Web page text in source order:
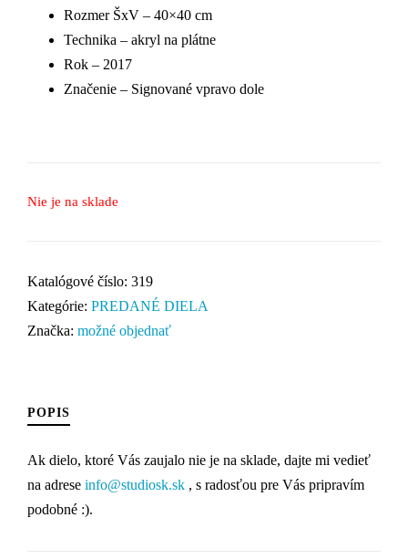
Rozmer ŠxV – 40×40 cm
Technika – akryl na plátne
Rok – 2017
Značenie – Signované vpravo dole
Nie je na sklade
Katalógové číslo: 319
Kategórie: PREDANÉ DIELA
Značka: možné objednať
POPIS
Ak dielo, ktoré Vás zaujalo nie je na sklade, dajte mi vedieť
na adrese info@studiosk.sk , s radosťou pre Vás pripravím
podobné :).